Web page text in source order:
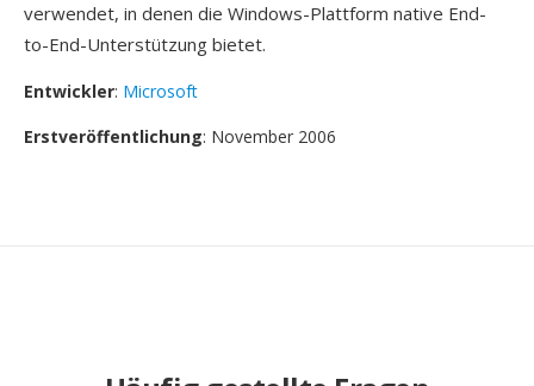
verwendet, in denen die Windows-Plattform native End-
to-End-Unterstützung bietet.
Entwickler: Microsoft
Erstveröffentlichung: November 2006